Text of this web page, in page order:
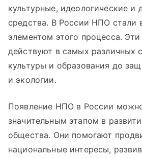
культурные, идеологические и
средства. В России НПО стали
элементом этого процесса.
действуют в самых различных
культуры и образования до
и экологии.
Появление НПО в России
значительным этапом в
общества. Они помогают
национальные интересы,